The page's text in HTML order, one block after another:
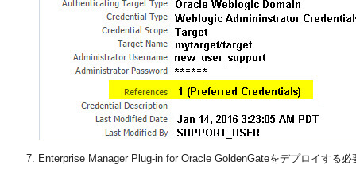
Enterprise Manager Plug-in for Oracle GoldenGateをデプロイする